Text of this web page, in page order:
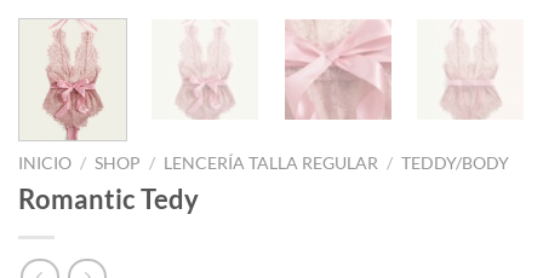
INICIO / SHOP / LENCERÍA TALLA REGULAR / TEDDY/BODY
Romantic Tedy